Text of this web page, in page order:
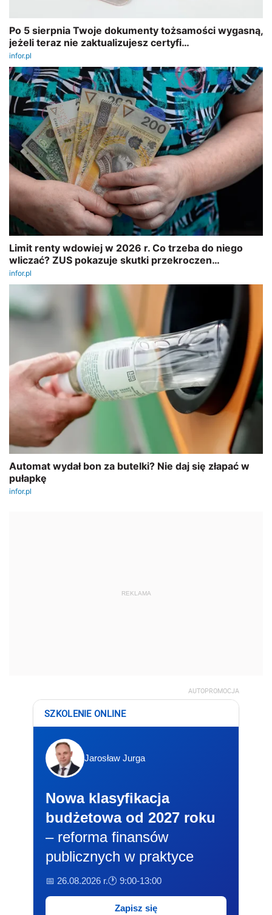
REKLAMA
AUTOPROMOCJA
SZKOLENIE ONLINE
Jarosław Jurga
Nowa klasyfikacja
budżetowa od 2027 roku
– reforma finansów
publicznych w praktyce
📅 26.08.2026 r.🕐 9:00-13:00
Zapisz się